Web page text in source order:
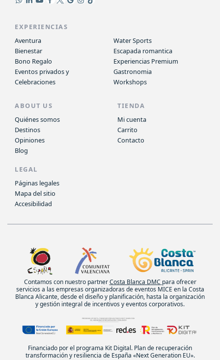
EXPERIENCIAS
Aventura
Bienestar
Bono Regalo
Eventos privados y
Celebraciones
Water Sports
Escapada romantica
Experiencias Premium
Gastronomia
Workshops
ABOUT US
Quiénes somos
Destinos
Opiniones
Blog
TIENDA
Mi cuenta
Carrito
Contacto
LEGAL
Páginas legales
Mapa del sitio
Accesibilidad
Contamos con nuestro partnerCosta Blanca DMC para ofrecer
servicios a las empresas organizadoras de eventos MICE en la Costa
Blanca Alicante, desde el diseño y planificación, hasta la organización
y gestión integral de incentivos y eventos corporativos.
Financiado por el programa Kit Digital. Plan de recuperación
transformación y resiliencia de España «Next Generation EU».